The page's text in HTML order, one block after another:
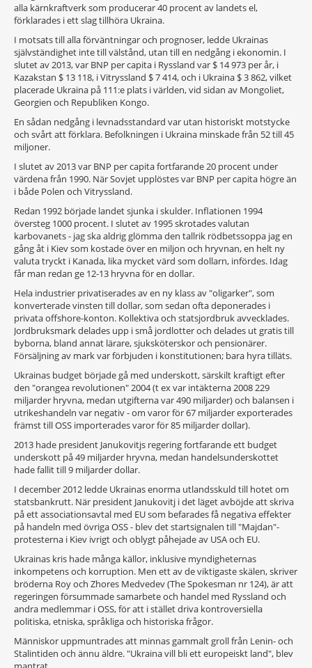
alla kärnkraftverk som producerar 40 procent av landets el,
förklarades i ett slag tillhöra Ukraina.
I motsats till alla förväntningar och prognoser, ledde Ukrainas
självständighet inte till välstånd, utan till en nedgång i ekonomin. I
slutet av 2013, var BNP per capita i Ryssland var $ 14 973 per år, i
Kazakstan $ 13 118, i Vitryssland $ 7 414, och i Ukraina $ 3 862, vilket
placerade Ukraina på 111:e plats i världen, vid sidan av Mongoliet,
Georgien och Republiken Kongo.
En sådan nedgång i levnadsstandard var utan historiskt motstycke
och svårt att förklara. Befolkningen i Ukraina minskade från 52 till 45
miljoner.
I slutet av 2013 var BNP per capita fortfarande 20 procent under
värdena från 1990. När Sovjet upplöstes var BNP per capita högre än
i både Polen och Vitryssland.
Redan 1992 började landet sjunka i skulder. Inflationen 1994
översteg 1000 procent. I slutet av 1995 skrotades valutan
karbovanets - jag ska aldrig glömma den tallrik rödbetssoppa jag en
gång åt i Kiev som kostade över en miljon och hryvnan, en helt ny
valuta tryckt i Kanada, lika mycket värd som dollarn, infördes. Idag
får man redan ge 12-13 hryvna för en dollar.
Hela industrier privatiserades av en ny klass av "oligarker", som
konverterade vinsten till dollar, som sedan ofta deponerades i
privata offshore-konton. Kollektiva och statsjordbruk avvecklades.
Jordbruksmark delades upp i små jordlotter och delades ut gratis till
byborna, bland annat lärare, sjuksköterskor och pensionärer.
Försäljning av mark var förbjuden i konstitutionen; bara hyra tilläts.
Ukrainas budget började gå med underskott, särskilt kraftigt efter
den "orangea revolutionen" 2004 (t ex var intäkterna 2008 229
miljarder hryvna, medan utgifterna var 490 miljarder) och balansen i
utrikeshandeln var negativ - om varor för 67 miljarder exporterades
främst till OSS importerades varor för 85 miljarder dollar).
2013 hade president Janukovitjs regering fortfarande ett budget
underskott på 49 miljarder hryvna, medan handelsunderskottet
hade fallit till 9 miljarder dollar.
I december 2012 ledde Ukrainas enorma utlandsskuld till hotet om
statsbankrutt. När president Janukovitj i det läget avböjde att skriva
på ett associationsavtal med EU som befarades få negativa effekter
på handeln med övriga OSS - blev det startsignalen till "Majdan"-
protesterna i Kiev ivrigt och oblygt påhejade av USA och EU.
Ukrainas kris hade många källor, inklusive myndigheternas
inkompetens och korruption. Men ett av de viktigaste skälen, skriver
bröderna Roy och Zhores Medvedev (The Spokesman nr 124), är att
regeringen försummade samarbete och handel med Ryssland och
andra medlemmar i OSS, för att i stället driva kontroversiella
politiska, etniska, språkliga och historiska frågor.
Människor uppmuntrades att minnas gammalt groll från Lenin- och
Stalintiden och ännu äldre. "Ukraina vill bli ett europeiskt land", blev